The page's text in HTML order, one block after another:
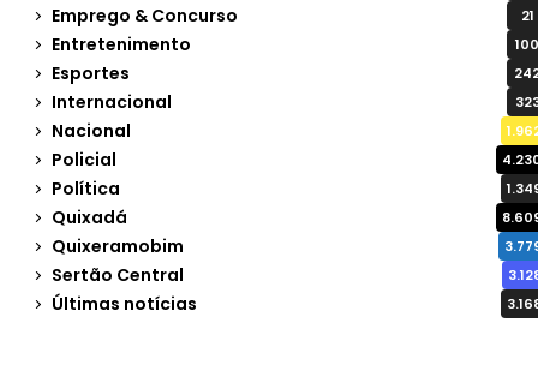
Emprego & Concurso 21
Entretenimento 100
Esportes
Internacional
Nacional
Policial
Política
Quixadá
Quixeramobim
Sertão Central
Últimas notícias